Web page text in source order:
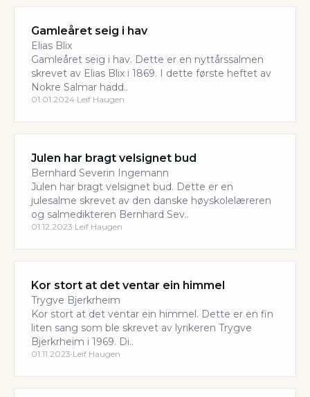
Gamleåret seig i hav
Elias Blix
Gamleåret seig i hav. Dette er en nyttårssalmen
skrevet av Elias Blix i 1869. I dette første heftet av
Nokre Salmar hadd..
01.01.2024·Leif Haugen
Julen har bragt velsignet bud
Bernhard Severin Ingemann
Julen har bragt velsignet bud. Dette er en
julesalme skrevet av den danske høyskolelæreren
og salmedikteren Bernhard Sev..
01.12.2023·Leif Haugen
Kor stort at det ventar ein himmel
Trygve Bjerkrheim
Kor stort at det ventar ein himmel. Dette er en fin
liten sang som ble skrevet av lyrikeren Trygve
Bjerkrheim i 1969. Di..
01.11.2023·Leif Haugen